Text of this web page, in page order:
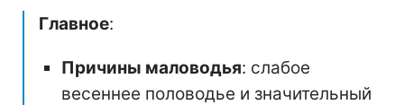
Главное:
Причины маловодья: слабое
весеннее половодье и значительный